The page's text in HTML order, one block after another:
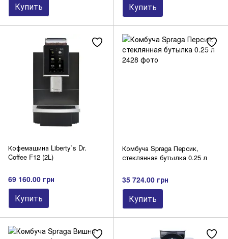
Купить Купить
Кофемашина Liberty`s Dr.
Coffee F12 (2L)
69 160.00 грн
Купить
Комбуча Spraga Персик,
стеклянная бутылка 0.25 л
35 724.00 грн
Купить